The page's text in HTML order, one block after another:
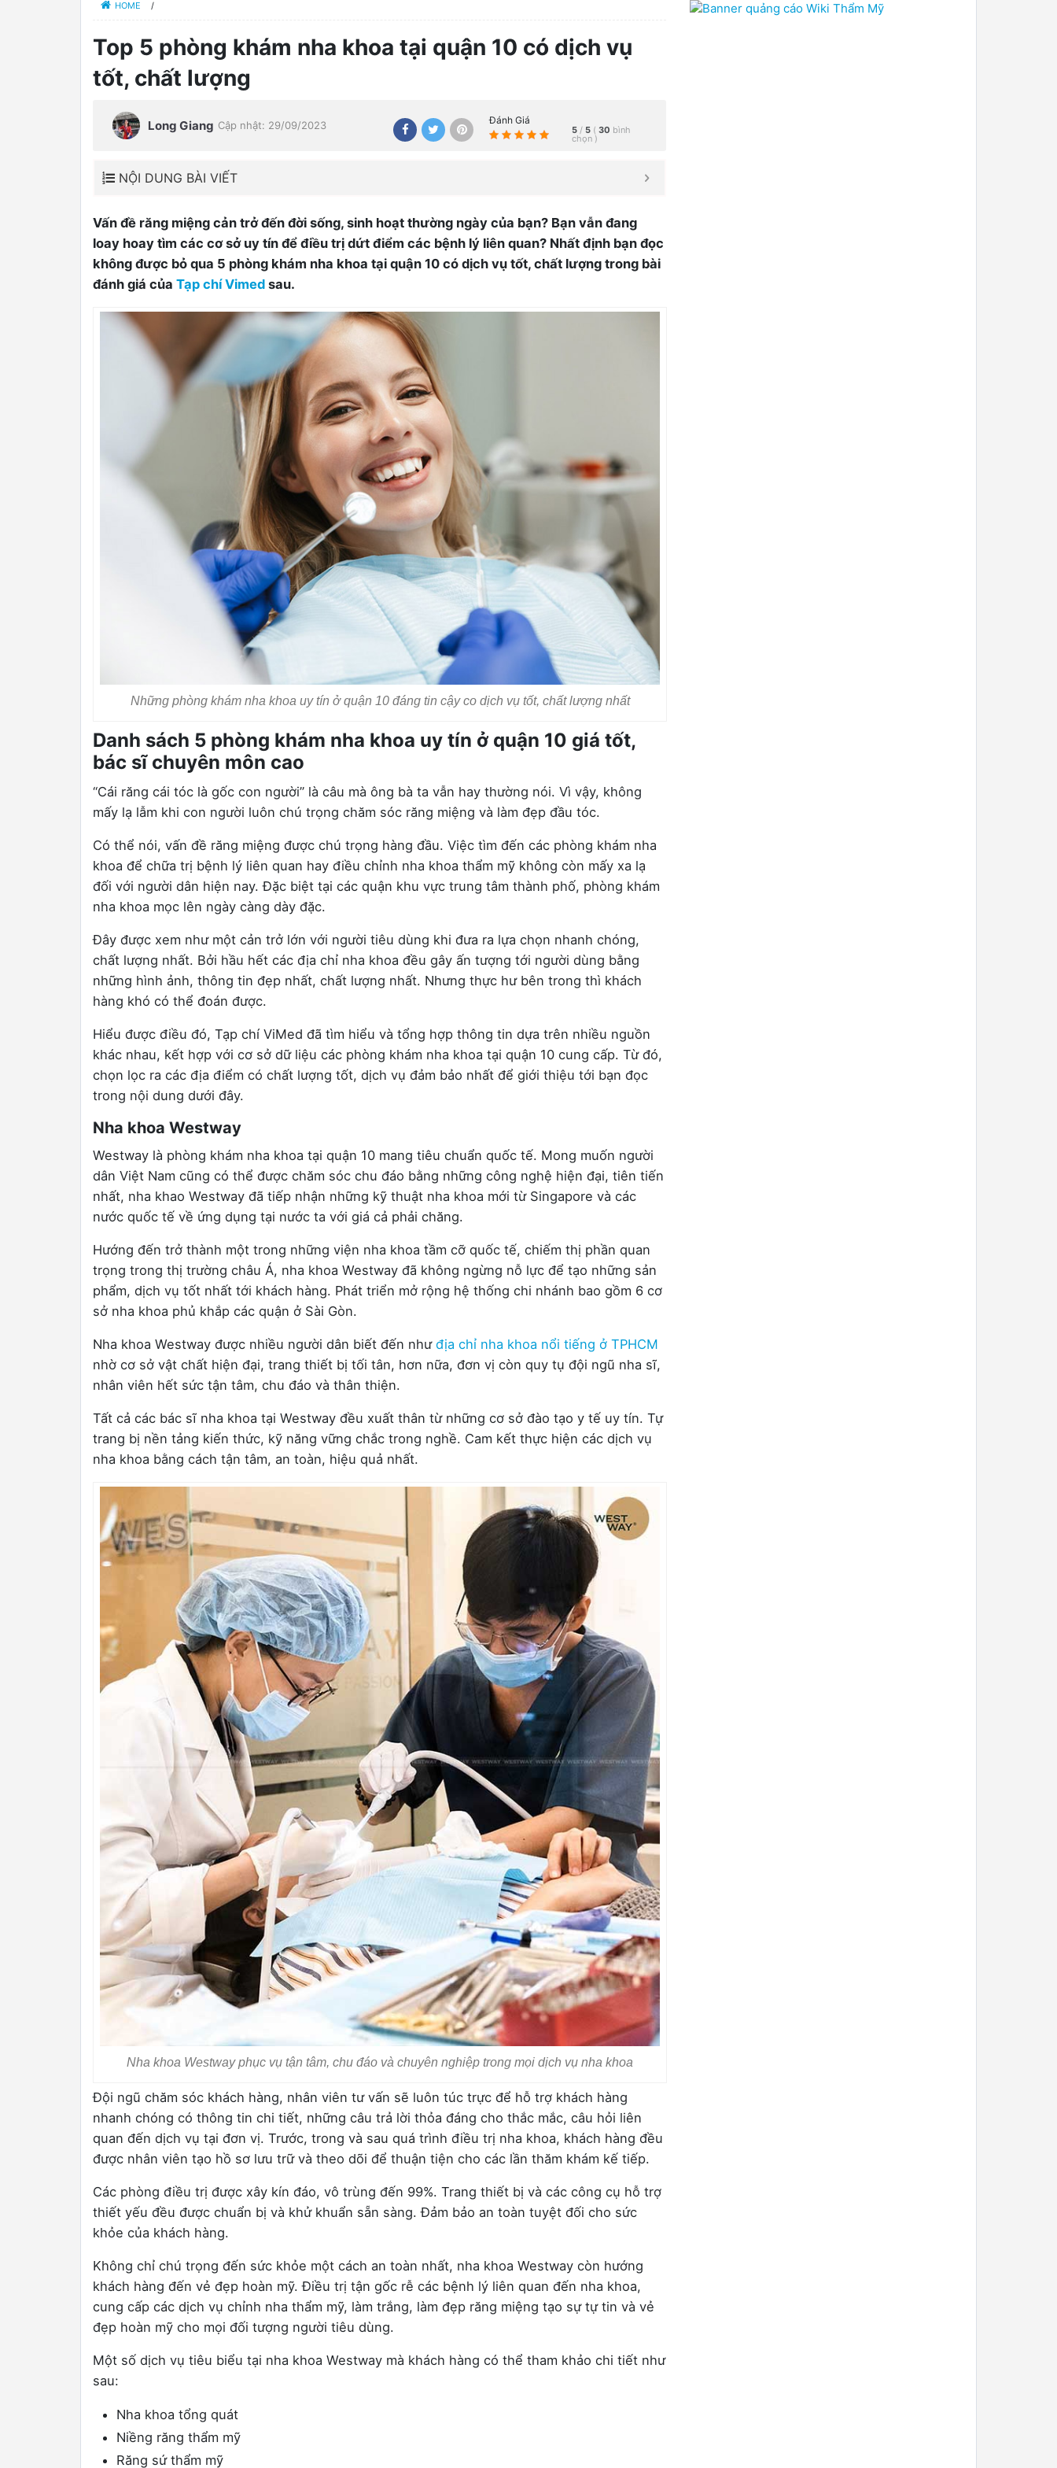
HOME /
Top 5 phòng khám nha khoa tại quận 10 có dịch vụ
tốt, chất lượng
Long Giang Cập nhật: 29/09/2023 Đánh Giá
5 / 5 ( 30 bình
chọn )
NỘI DUNG BÀI VIẾT
Vấn đề răng miệng cản trở đến đời sống, sinh hoạt thường ngày của bạn? Bạn vẫn đang
loay hoay tìm các cơ sở uy tín để điều trị dứt điểm các bệnh lý liên quan? Nhất định bạn đọc
không được bỏ qua 5 phòng khám nha khoa tại quận 10 có dịch vụ tốt, chất lượng trong bài
đánh giá của Tạp chí Vimed sau.
Những phòng khám nha khoa uy tín ở quận 10 đáng tin cậy co dịch vụ tốt, chất lượng nhất
Danh sách 5 phòng khám nha khoa uy tín ở quận 10 giá tốt,
bác sĩ chuyên môn cao
“Cái răng cái tóc là gốc con người” là câu mà ông bà ta vẫn hay thường nói. Vì vậy, không
mấy lạ lẫm khi con người luôn chú trọng chăm sóc răng miệng và làm đẹp đầu tóc.
Có thể nói, vấn đề răng miệng được chú trọng hàng đầu. Việc tìm đến các phòng khám nha
khoa để chữa trị bệnh lý liên quan hay điều chỉnh nha khoa thẩm mỹ không còn mấy xa lạ
đối với người dân hiện nay. Đặc biệt tại các quận khu vực trung tâm thành phố, phòng khám
nha khoa mọc lên ngày càng dày đặc.
Đây được xem như một cản trở lớn với người tiêu dùng khi đưa ra lựa chọn nhanh chóng,
chất lượng nhất. Bởi hầu hết các địa chỉ nha khoa đều gây ấn tượng tới người dùng bằng
những hình ảnh, thông tin đẹp nhất, chất lượng nhất. Nhưng thực hư bên trong thì khách
hàng khó có thể đoán được.
Hiểu được điều đó, Tạp chí ViMed đã tìm hiểu và tổng hợp thông tin dựa trên nhiều nguồn
khác nhau, kết hợp với cơ sở dữ liệu các phòng khám nha khoa tại quận 10 cung cấp. Từ đó,
chọn lọc ra các địa điểm có chất lượng tốt, dịch vụ đảm bảo nhất để giới thiệu tới bạn đọc
trong nội dung dưới đây.
Nha khoa Westway
Westway là phòng khám nha khoa tại quận 10 mang tiêu chuẩn quốc tế. Mong muốn người
dân Việt Nam cũng có thể được chăm sóc chu đáo bằng những công nghệ hiện đại, tiên tiến
nhất, nha khao Westway đã tiếp nhận những kỹ thuật nha khoa mới từ Singapore và các
nước quốc tế về ứng dụng tại nước ta với giá cả phải chăng.
Hướng đến trở thành một trong những viện nha khoa tầm cỡ quốc tế, chiếm thị phần quan
trọng trong thị trường châu Á, nha khoa Westway đã không ngừng nỗ lực để tạo những sản
phẩm, dịch vụ tốt nhất tới khách hàng. Phát triển mở rộng hệ thống chi nhánh bao gồm 6 cơ
sở nha khoa phủ khắp các quận ở Sài Gòn.
Nha khoa Westway được nhiều người dân biết đến như địa chỉ nha khoa nổi tiếng ở TPHCM
nhờ cơ sở vật chất hiện đại, trang thiết bị tối tân, hơn nữa, đơn vị còn quy tụ đội ngũ nha sĩ,
nhân viên hết sức tận tâm, chu đáo và thân thiện.
Tất cả các bác sĩ nha khoa tại Westway đều xuất thân từ những cơ sở đào tạo y tế uy tín. Tự
trang bị nền tảng kiến thức, kỹ năng vững chắc trong nghề. Cam kết thực hiện các dịch vụ
nha khoa bằng cách tận tâm, an toàn, hiệu quả nhất.
Nha khoa Westway phục vụ tận tâm, chu đáo và chuyên nghiệp trong mọi dịch vụ nha khoa
Đội ngũ chăm sóc khách hàng, nhân viên tư vấn sẽ luôn túc trực để hỗ trợ khách hàng
nhanh chóng có thông tin chi tiết, những câu trả lời thỏa đáng cho thắc mắc, câu hỏi liên
quan đến dịch vụ tại đơn vị. Trước, trong và sau quá trình điều trị nha khoa, khách hàng đều
được nhân viên tạo hồ sơ lưu trữ và theo dõi để thuận tiện cho các lần thăm khám kế tiếp.
Các phòng điều trị được xây kín đáo, vô trùng đến 99%. Trang thiết bị và các công cụ hỗ trợ
thiết yếu đều được chuẩn bị và khử khuẩn sẵn sàng. Đảm bảo an toàn tuyệt đối cho sức
khỏe của khách hàng.
Không chỉ chú trọng đến sức khỏe một cách an toàn nhất, nha khoa Westway còn hướng
khách hàng đến vẻ đẹp hoàn mỹ. Điều trị tận gốc rễ các bệnh lý liên quan đến nha khoa,
cung cấp các dịch vụ chỉnh nha thẩm mỹ, làm trắng, làm đẹp răng miệng tạo sự tự tin và vẻ
đẹp hoàn mỹ cho mọi đối tượng người tiêu dùng.
Một số dịch vụ tiêu biểu tại nha khoa Westway mà khách hàng có thể tham khảo chi tiết như
sau:
Nha khoa tổng quát
Niềng răng thẩm mỹ
Răng sứ thẩm mỹ